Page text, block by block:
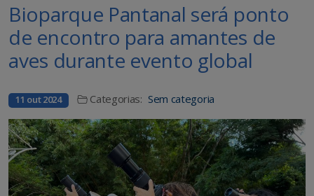
Bioparque Pantanal será ponto
de encontro para amantes de
aves durante evento global
11 out 2024 Categorias: Sem categoria